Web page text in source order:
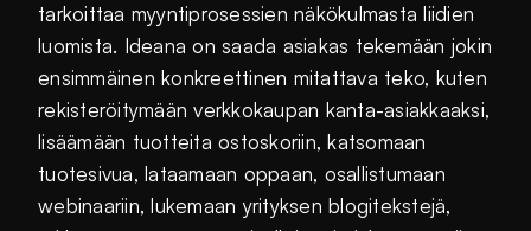
tarkoittaa myyntiprosessien näkökulmasta liidien
luomista. Ideana on saada asiakas tekemään jokin
ensimmäinen konkreettinen mitattava teko, kuten
rekisteröitymään verkkokaupan kanta-asiakkaaksi,
lisäämään tuotteita ostoskoriin, katsomaan
tuotesivua, lataamaan oppaan, osallistumaan
webinaariin, lukemaan yrityksen blogitekstejä,